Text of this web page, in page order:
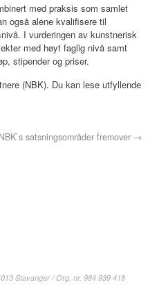
med praksis som samlet
også alene kvalifisere til
I vurderingen av kunstnerisk
med høyt faglig nivå samt
stipender og priser.
(NBK). Du kan lese utfyllende
NBK`s satsningsområder fremover →
Stavanger / Org. nr. 984 939 418